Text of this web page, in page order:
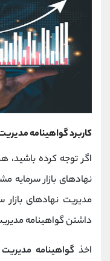
کاربرد گواهینامه
اگر توجه کرده باشید،
نهادهای بازار
مدیریت نهادهای بازار
داشتن گواهینامه
اخذگواهینامه مدیریت